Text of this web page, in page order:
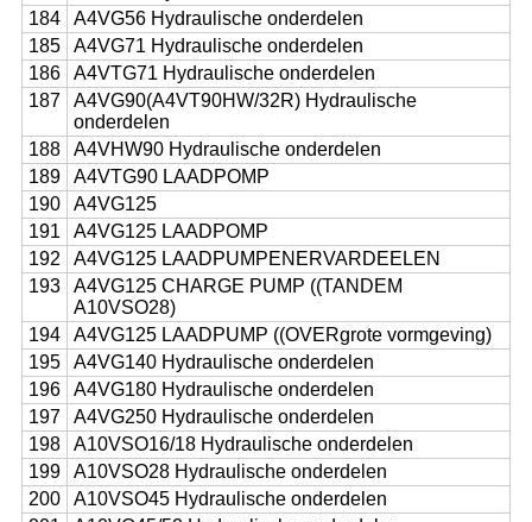
184
A4VG56 Hydraulische onderdelen
185
A4VG71 Hydraulische onderdelen
186
A4VTG71 Hydraulische onderdelen
187
A4VG90(A4VT90HW/32R) Hydraulische
onderdelen
188
A4VHW90 Hydraulische onderdelen
189
A4VTG90 LAADPOMP
190
A4VG125
191
A4VG125 LAADPOMP
192
A4VG125 LAADPUMPENERVARDEELEN
193
A4VG125 CHARGE PUMP ((TANDEM
A10VSO28)
194
A4VG125 LAADPUMP ((OVERgrote vormgeving)
195
A4VG140 Hydraulische onderdelen
196
A4VG180 Hydraulische onderdelen
197
A4VG250 Hydraulische onderdelen
198
A10VSO16/18 Hydraulische onderdelen
199
A10VSO28 Hydraulische onderdelen
200
A10VSO45 Hydraulische onderdelen